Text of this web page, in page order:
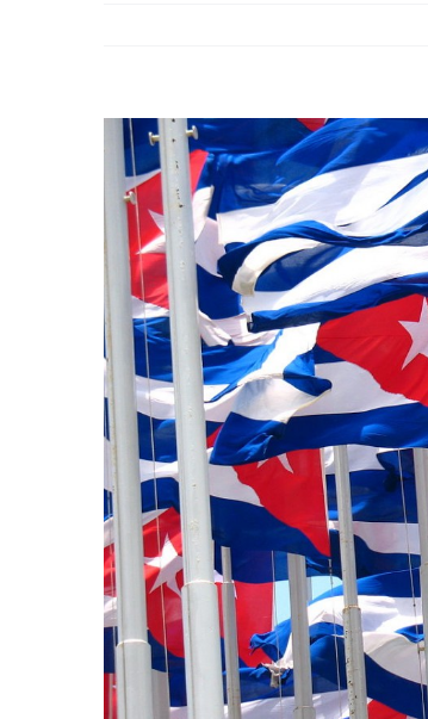
View
Larger
Image